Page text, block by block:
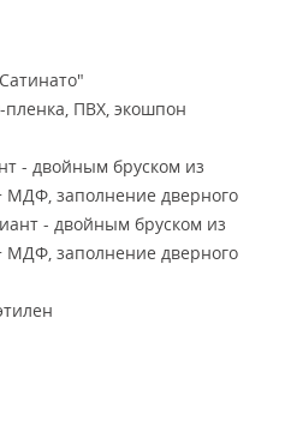
ПВХ, экошпон
- двойным бруском из
МДФ, заполнение дверного
- двойным бруском из
МДФ, заполнение дверного